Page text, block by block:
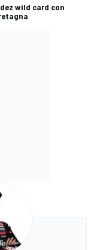
wild card con